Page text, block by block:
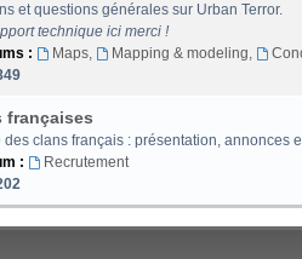
et questions générales sur Urban Terror.
technique ici merci !
:
Maps, Mapping & modeling,
françaises
des clans français : présentation, annonces
:
Recrutement